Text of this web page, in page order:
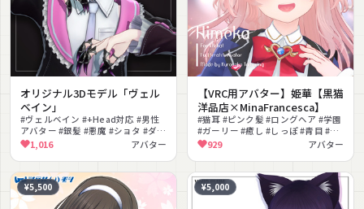
オリジナル3Dモデル「ヴェル
ベイン」
#ヴェルベイン #+Head対応 #男性
アバター #銀髪 #悪魔 #ショタ #ダー
ク #男性向け #制服 #色変更可能
1,016 アバター
【VRC用アバター】姫華【黒猫
洋品店×MinaFrancesca】
#猫耳 #ピンク髪 #ロングヘア #学園
#ガーリー #癒し #しっぽ #青目 #ジ
ャンパースカート #ニーハイ
929 アバター
¥5,500 ¥5,000